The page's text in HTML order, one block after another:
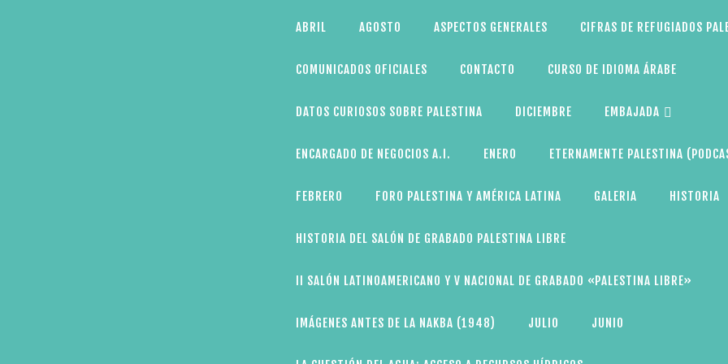
ABRIL AGOSTO ASPECTOS GENERALES CIFRAS DE REFUGIADOS
COMUNICADOS OFICIALES CONTACTO CURSO DE IDIOMA ÁRABE
DATOS CURIOSOS SOBRE PALESTINA DICIEMBRE EMBAJADA
ENCARGADO DE NEGOCIOS A.I. ENERO ETERNAMENTE PALESTINA
FEBRERO FORO PALESTINA Y AMÉRICA LATINA GALERIA HISTORIA
HISTORIA DEL SALÓN DE GRABADO PALESTINA LIBRE
II SALÓN LATINOAMERICANO Y V NACIONAL DE GRABADO «PALESTINA LIBRE»
IMÁGENES ANTES DE LA NAKBA (1948) JULIO JUNIO